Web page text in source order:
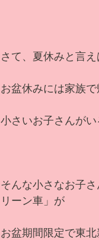
さて、夏休みと言え
お盆休みには家族
小さいお子さんがい
そんな小さなお子
リーン車」が
お盆期間限定で東